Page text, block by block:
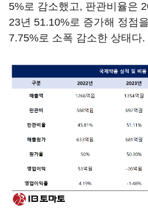
5%로 감소했고, 판관비율은
23년 51.10%로 증가해 정점
7.75%로 소폭 감소한 상태다.